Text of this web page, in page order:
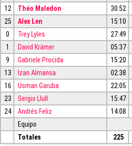
12
Théo Maledon 30:52
25
Alex Len 15:10
0
Trey Lyles 27:49
1
David Krämer 05:37
9
Gabriele Procida 15:20
13
Izan Almansa 02:38
16
Usman Garuba 22:05
23
Sergio Llull 15:47
24
Andrés Feliz 14:08
Equipo
Totales
225